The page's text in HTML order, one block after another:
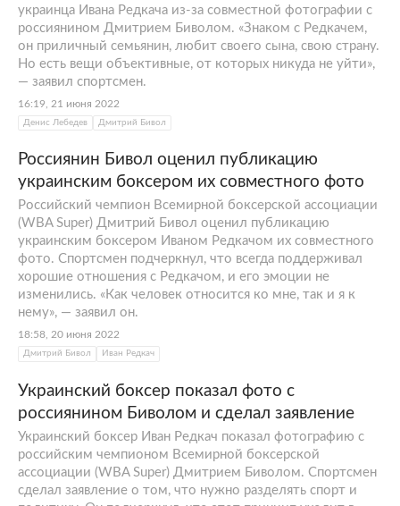
украинца Ивана Редкача из-за совместной фотографии с
россиянином Дмитрием Биволом. «Знаком с Редкачем,
он приличный семьянин, любит своего сына, свою страну.
Но есть вещи объективные, от которых никуда не уйти»,
— заявил спортсмен.
16:19, 21 июня 2022
Денис Лебедев Дмитрий Бивол
Россиянин Бивол оценил публикацию
украинским боксером их совместного фото
Российский чемпион Всемирной боксерской ассоциации
(WBA Super) Дмитрий Бивол оценил публикацию
украинским боксером Иваном Редкачом их совместного
фото. Спортсмен подчеркнул, что всегда поддерживал
хорошие отношения с Редкачом, и его эмоции не
изменились. «Как человек относится ко мне, так и я к
нему», — заявил он.
18:58, 20 июня 2022
Дмитрий Бивол Иван Редкач
Украинский боксер показал фото с
россиянином Биволом и сделал заявление
Украинский боксер Иван Редкач показал фотографию с
российским чемпионом Всемирной боксерской
ассоциации (WBA Super) Дмитрием Биволом. Спортсмен
сделал заявление о том, что нужно разделять спорт и